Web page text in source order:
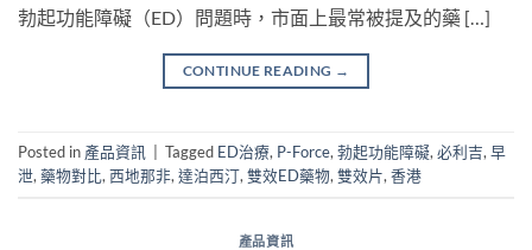
勃起功能障礙（ED）問題時，市面上最常被提及的藥 […]
CONTINUE READING →
Posted in 產品資訊 Tagged ED治療, P-Force, 勃起功能障礙, 必利吉, 早
泄, 藥物對比, 西地那非, 達泊西汀, 雙效ED藥物, 雙效片, 香港
產品資訊